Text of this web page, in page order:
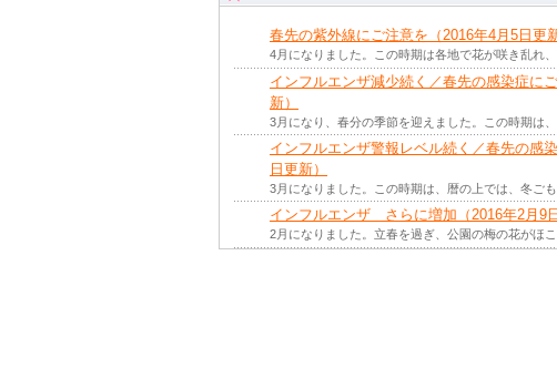
春先の紫外線にご注意を（2016年4月5日更新
4月になりました。この時期は各地で花が咲き乱れ
インフルエンザ減少続く／春先の感染症に
新）
3月になり、春分の季節を迎えました。この時期は
インフルエンザ警報レベル続く／春先の感
日更新）
3月になりました。この時期は、暦の上では、冬ご
インフルエンザ さらに増加（2016年2月9日
2月になりました。立春を過ぎ、公園の梅の花がほ